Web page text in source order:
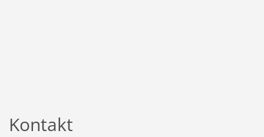
Kontakt